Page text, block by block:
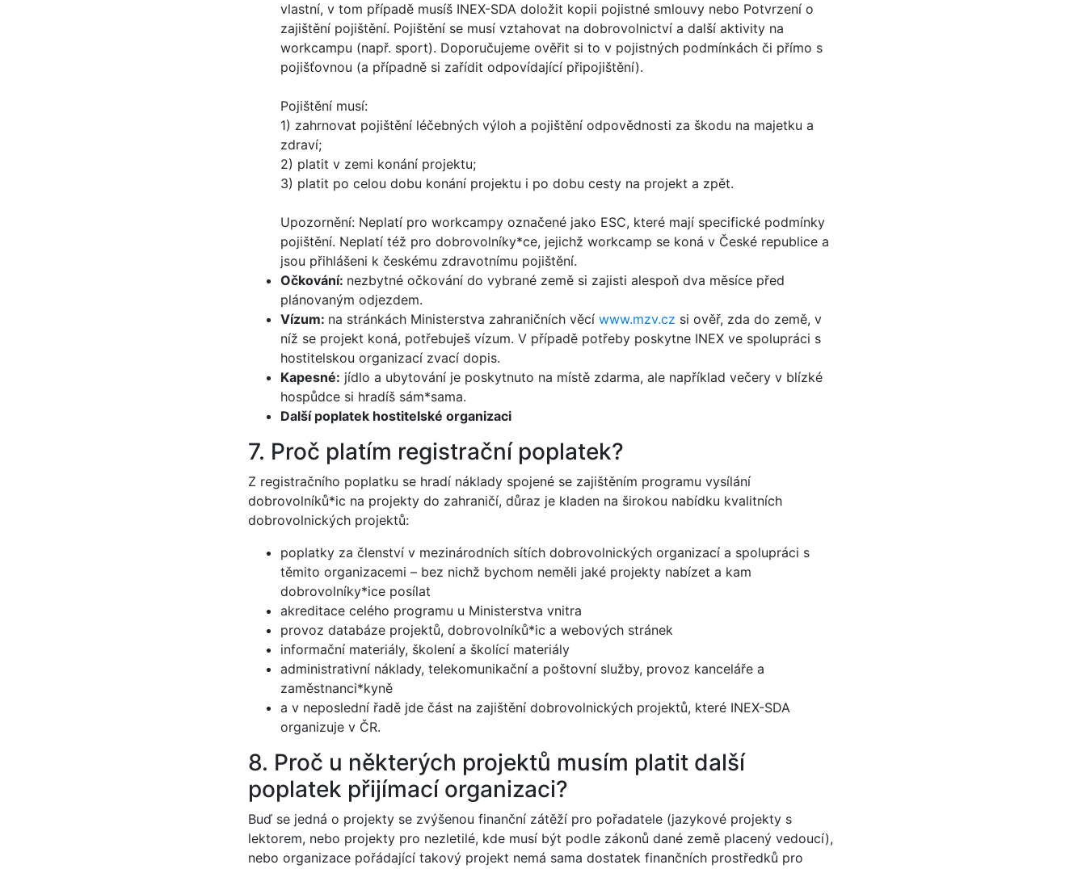
vlastní, v tom případě musíš INEX-SDA doložit kopii pojistné smlouvy nebo Potvrzení o
zajištění pojištění. Pojištění se musí vztahovat na dobrovolnictví a další aktivity na
workcampu (např. sport). Doporučujeme ověřit si to v pojistných podmínkách či přímo s
pojišťovnou (a případně si zařídit odpovídající připojištění).
Pojištění musí:
1) zahrnovat pojištění léčebných výloh a pojištění odpovědnosti za škodu na majetku a
zdraví;
2) platit v zemi konání projektu;
3) platit po celou dobu konání projektu i po dobu cesty na projekt a zpět.
Upozornění: Neplatí pro workcampy označené jako ESC, které mají specifické podmínky
pojištění. Neplatí též pro dobrovolníky*ce, jejichž workcamp se koná v České republice a
jsou přihlášeni k českému zdravotnímu pojištění.
Očkování: nezbytné očkování do vybrané země si zajisti alespoň dva měsíce před
plánovaným odjezdem.
Vízum: na stránkách Ministerstva zahraničních věcí www.mzv.cz si ověř, zda do země, v
níž se projekt koná, potřebuješ vízum. V případě potřeby poskytne INEX ve spolupráci s
hostitelskou organizací zvací dopis.
Kapesné: jídlo a ubytování je poskytnuto na místě zdarma, ale například večery v blízké
hospůdce si hradíš sám*sama.
Další poplatek hostitelské organizaci
7. Proč platím registrační poplatek?
Z registračního poplatku se hradí náklady spojené se zajištěním programu vysílání
dobrovolníků*ic na projekty do zahraničí, důraz je kladen na širokou nabídku kvalitních
dobrovolnických projektů:
poplatky za členství v mezinárodních sítích dobrovolnických organizací a spolupráci s
těmito organizacemi – bez nichž bychom neměli jaké projekty nabízet a kam
dobrovolníky*ice posílat
akreditace celého programu u Ministerstva vnitra
provoz databáze projektů, dobrovolníků*ic a webových stránek
informační materiály, školení a školící materiály
administrativní náklady, telekomunikační a poštovní služby, provoz kanceláře a
zaměstnanci*kyně
a v neposlední řadě jde část na zajištění dobrovolnických projektů, které INEX-SDA
organizuje v ČR.
8. Proč u některých projektů musím platit další
poplatek přijímací organizaci?
Buď se jedná o projekty se zvýšenou finanční zátěží pro pořadatele (jazykové projekty s
lektorem, nebo projekty pro nezletilé, kde musí být podle zákonů dané země placený vedoucí),
nebo organizace pořádající takový projekt nemá sama dostatek finančních prostředků pro